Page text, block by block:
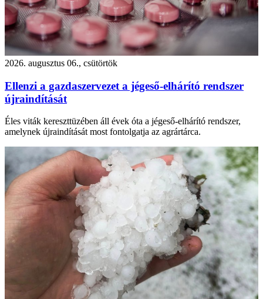
2026. augusztus 06., csütörtök
Ellenzi a gazdaszervezet a jégeső-elhárító rendszer
újraindítását
Éles viták kereszttüzében áll évek óta a jégeső-elhárító rendszer,
amelynek újraindítását most fontolgatja az agrártárca.